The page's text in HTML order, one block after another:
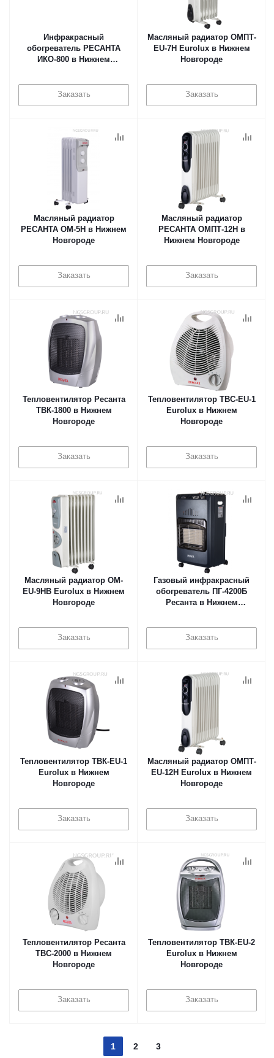
Инфракрасный
обогреватель РЕСАНТА
ИКО-800 в Нижнем
Заказать
Масляный радиатор ОМПТ-
EU-7Н Eurolux в Нижнем
Новгороде
Заказать
Масляный радиатор
РЕСАНТА ОМ-5Н в Нижнем
Новгороде
Заказать
Масляный радиатор
РЕСАНТА ОМПТ-12Н в
Нижнем Новгороде
Заказать
Тепловентилятор Ресанта
ТВК-1800 в Нижнем
Новгороде
Заказать
Тепловентилятор ТВС-EU-1
Eurolux в Нижнем
Новгороде
Заказать
Масляный радиатор ОМ-
EU-9НВ Eurolux в Нижнем
Новгороде
Заказать
Газовый инфракрасный
обогреватель ПГ-4200Б
Ресанта в Нижнем
Заказать
Тепловентилятор ТВК-EU-1
Eurolux в Нижнем
Новгороде
Заказать
Масляный радиатор ОМПТ-
EU-12Н Eurolux в Нижнем
Новгороде
Заказать
Тепловентилятор Ресанта
ТВС-2000 в Нижнем
Новгороде
Заказать
Тепловентилятор ТВК-EU-2
Eurolux в Нижнем
Новгороде
Заказать
1 2 3